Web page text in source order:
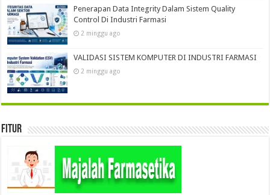
Penerapan Data Integrity Dalam Sistem Quality
Control Di Industri Farmasi
2 minggu ago
VALIDASI SISTEM KOMPUTER DI INDUSTRI FARMASI
2 minggu ago
Fitur